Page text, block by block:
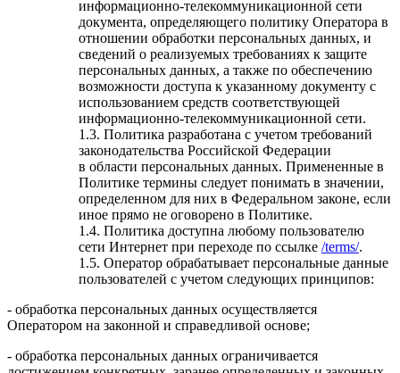
информационно-телекоммуникационной сети
документа, определяющего политику Оператора в
отношении обработки персональных данных, и
сведений о реализуемых требованиях к защите
персональных данных, а также по обеспечению
возможности доступа к указанному документу с
использованием средств соответствующей
информационно-телекоммуникационной сети.
1.3. Политика разработана с учетом требований
законодательства Российской Федерации
в области персональных данных. Примененные в
Политике термины следует понимать в значении,
определенном для них в Федеральном законе, если
иное прямо не оговорено в Политике.
1.4. Политика доступна любому пользователю
сети Интернет при переходе по ссылке /terms/.
1.5. Оператор обрабатывает персональные данные
пользователей с учетом следующих принципов:
- обработка персональных данных осуществляется
Оператором на законной и справедливой основе;
- обработка персональных данных ограничивается